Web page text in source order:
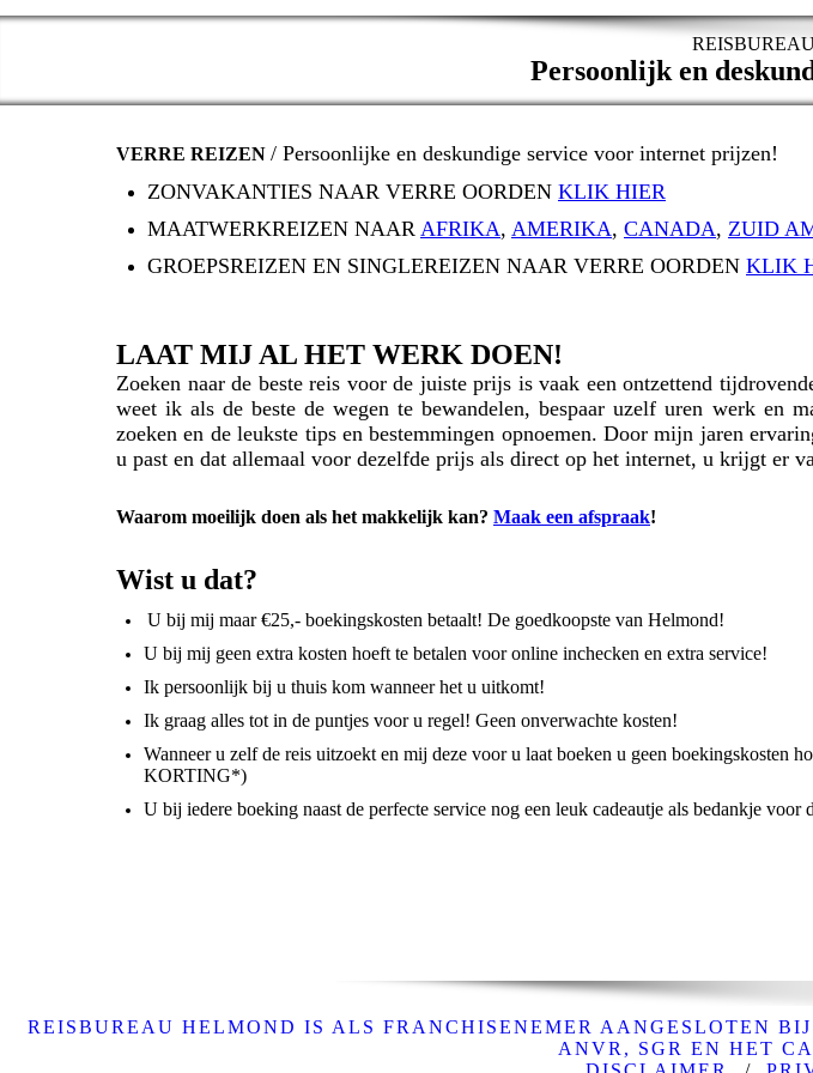
Persoonlijk en
VERRE REIZEN / Persoonlijke en deskundige service voor internet prijzen!
ZONVAKANTIES NAAR VERRE OORDEN KLIK HIER
MAATWERKREIZEN NAAR AFRIKA, AMERIKA, CANADA, ZUID
GROEPSREIZEN EN SINGLEREIZEN NAAR VERRE OORDEN KLIK
LAAT MIJ AL HET WERK DOEN!
Zoeken naar de beste reis voor de juiste prijs is vaak een ontzettend
weet ik als de beste de wegen te bewandelen, bespaar uzelf uren werk en
zoeken en de leukste tips en bestemmingen opnoemen. Door mijn jaren
u past en dat allemaal voor dezelfde prijs als direct op het internet, u krijgt er
Waarom moeilijk doen als het makkelijk kan? Maak een afspraak!
Wist u dat?
U bij mij maar €25,- boekingskosten betaalt! De goedkoopste van Helmond!
U bij mij geen extra kosten hoeft te betalen voor online inchecken en extra service!
Ik persoonlijk bij u thuis kom wanneer het u uitkomt!
Ik graag alles tot in de puntjes voor u regel! Geen onverwachte kosten!
Wanneer u zelf de reis uitzoekt en mij deze voor u laat boeken u geen
KORTING*)
U bij iedere boeking naast de perfecte service nog een leuk cadeautje als bedankje voor
REISBUREAU HELMOND IS ALS FRANCHISENEMER AANGESLOTEN
ANVR, SGR EN HET